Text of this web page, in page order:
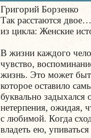
Григорий Борзенко
Так расстаются двое…
из цикла: Женские
В жизни каждого
чувство,
жизнь. Это может
которое оставило
буквально задыхался
нетерпения, ожидая,
с любимой. Когда
владеть ею,